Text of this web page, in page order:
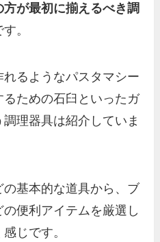
が最初に揃えるべき調
。
るようなパスタマシー
ための石臼といったガ
理器具は紹介していま
基本的な道具から、ブ
便利アイテムを厳選し
じです。